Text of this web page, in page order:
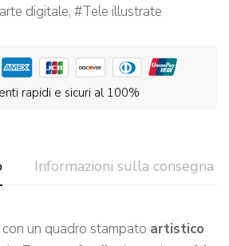
arte digitale, Tele illustrate
rapidi e sicuri al 100%
Informazioni sulla consegna
un quadro stampato artistico